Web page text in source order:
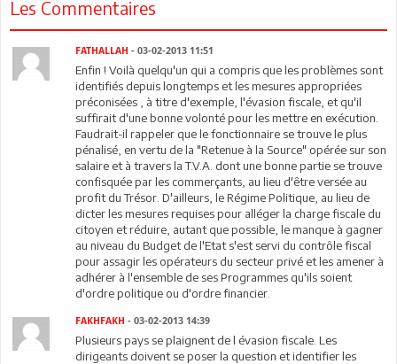
Les Commentaires
FATHALLAH - 03-02-2013 11:51
Enfin ! Voilà quelqu'un qui a compris que les problèmes sont
identifiés depuis longtemps et les mesures appropriées
préconisées , à titre d'exemple, l'évasion fiscale, et qu'il
suffirait d'une bonne volonté pour les mettre en exécution.
Faudrait-il rappeler que le fonctionnaire se trouve le plus
pénalisé, en vertu de la "Retenue à la Source" opérée sur son
salaire et à travers la T.V.A. dont une bonne partie se trouve
confisquée par les commerçants, au lieu d'être versée au
profit du Trésor. D'ailleurs, le Régime Politique, au lieu de
dicter les mesures requises pour alléger la charge fiscale du
citoyen et réduire, autant que possible, le manque à gagner
au niveau du Budget de l'Etat s'est servi du contrôle fiscal
pour assagir les opérateurs du secteur privé et les amener à
adhérer à l'ensemble de ses Programmes qu'ils soient
d'ordre politique ou d'ordre financier.
FAKHFAKH - 03-02-2013 14:39
Plusieurs pays se plaignent de l évasion fiscale. Les
dirigeants doivent se poser la question et identifier les